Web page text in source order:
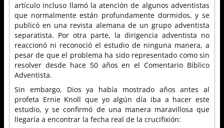
artículo incluso llamó la atención de algunos adventistas
que normalmente están profundamente dormidos, y se
publicó en una revista alemana de un grupo adventista
separatista. Por otra parte, la dirigencia adventista no
reaccionó ni reconoció el estudio de ninguna manera, a
pesar de que el problema ha sido representado como sin
resolver desde hace 50 años en el Comentario Bíblico
Adventista.
Sin embargo, Dios ya había mostrado años antes al
profeta Ernie Knoll que yo algún día iba a hacer este
estudio, y se confirmó de una manera maravillosa que
llegaría a encontrar la fecha real de la crucifixión: